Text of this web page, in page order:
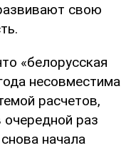
свою
«белорусская
несовместима
расчетов,
очередной раз
начала